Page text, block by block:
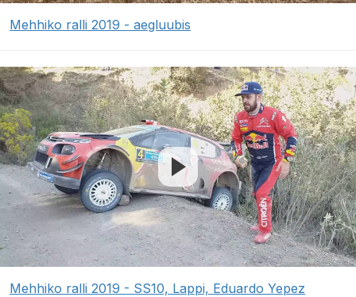
Mehhiko ralli 2019 - aegluubis
Mehhiko ralli 2019 - SS10, Lappi, Eduardo Yepez